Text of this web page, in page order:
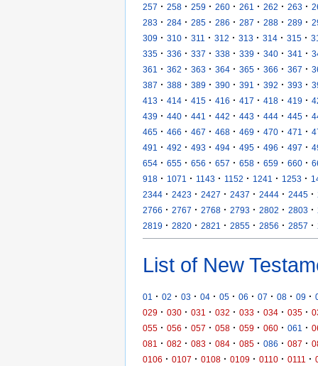
257 · 258 · 259 · 260 · 261 · 262 · 263 ·
283 · 284 · 285 · 286 · 287 · 288 · 289 ·
309 · 310 · 311 · 312 · 313 · 314 · 315 ·
335 · 336 · 337 · 338 · 339 · 340 · 341 ·
361
· 362 · 363 · 364 · 365 · 366 · 367 ·
387 · 388 · 389 · 390 · 391 · 392 · 393 ·
413 · 414 · 415 · 416 · 417 · 418 · 419 ·
439 · 440 · 441 · 442 · 443 · 444 · 445 ·
465 · 466 · 467 · 468 · 469 · 470 · 471 ·
491
· 492 · 493 · 494 · 495 · 496 · 497 ·
654 · 655 · 656 · 657 · 658 · 659 · 660 ·
918 · 1071 · 1143 · 1152 · 1241 · 1253 ·
2344 · 2423 · 2427 · 2437 · 2444 · 2445 ·
2766 · 2767 · 2768 · 2793 · 2802 · 2803 ·
2819 · 2820 · 2821 · 2855 · 2856 · 2857 ·
List of New
01 · 02 · 03 · 04 · 05 · 06 · 07 · 08 · 09 ·
029 · 030 · 031 · 032 · 033 · 034 · 035 ·
055 · 056 · 057 · 058 · 059 · 060 · 061 ·
081
· 082 · 083 · 084 · 085 · 086 · 087 ·
0106 · 0107 · 0108 · 0109 · 0110 · 0111 ·